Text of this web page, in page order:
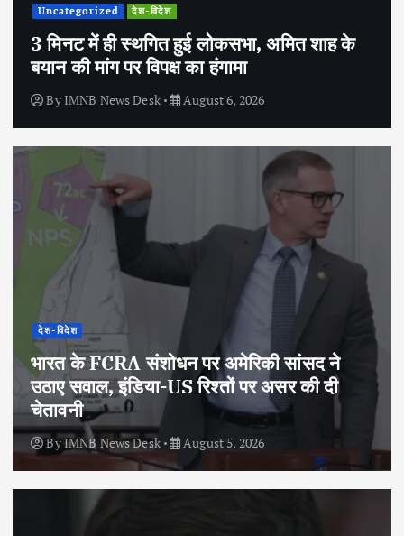
Uncategorized देश-विदेश
3 मिनट में ही स्थगित हुई लोकसभा, अमित शाह के
बयान की मांग पर विपक्ष का हंगामा
By IMNB News Desk August 6, 2026
देश-विदेश
भारत के FCRA संशोधन पर अमेरिकी सांसद ने
उठाए सवाल, इंडिया-US रिश्तों पर असर की दी
चेतावनी
ByIMNB News Desk August 5, 2026